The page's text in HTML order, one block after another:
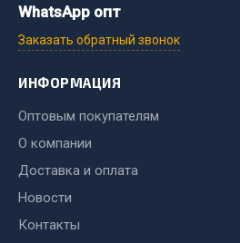
Весь раздел
Соединительные элементы
Camozzi
WhatsApp опт
Заказать обратный звонок
ИНФОРМАЦИЯ
Оптовым покупателям
О компании
Доставка и оплата
Новости
Контакты